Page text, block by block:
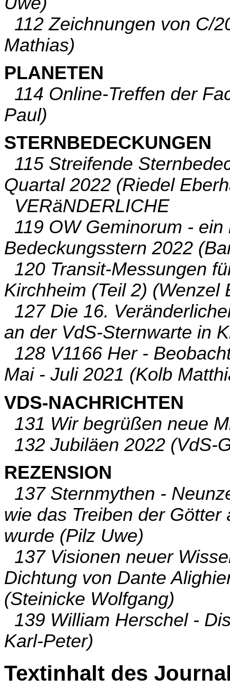
112 Zeichnungen von C/
Mathias)
PLANETEN
114 Online-Treffen der
Paul)
STERNBEDECKUNGEN
115 Streifende
Quartal 2022 (Riedel
VERäNDERLICHE
119 OW Geminorum -
Bedeckungsstern 2022
120 Transit-Messungen
Kirchheim (Teil 2) (Wenzel
127 Die 16.
an der VdS-Sternwarte in
128 V1166 Her -
Mai - Juli 2021 (Kolb
VDS-NACHRICHTEN
131 Wir begrüßen neue
132 Jubiläen 2022 (VdS-
REZENSION
137 Sternmythen -
wie das Treiben der
wurde (Pilz Uwe)
137 Visionen neuer
Dichtung von Dante
(Steinicke Wolfgang)
139 William Herschel -
Karl-Peter)
Textinhalt des